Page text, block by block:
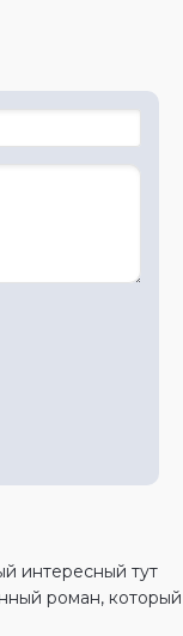
интересный тут
роман,